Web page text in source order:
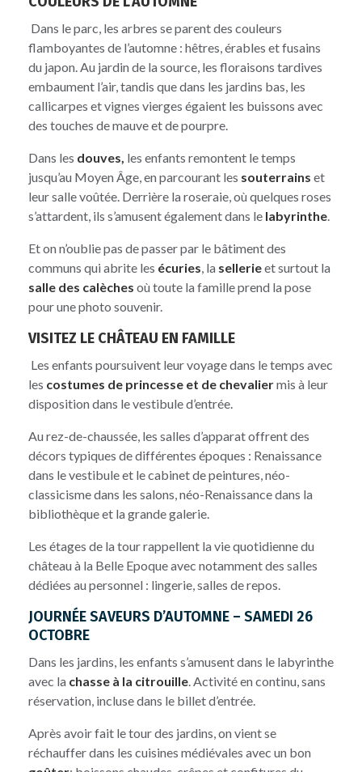
Dans le parc, les arbres se parent des couleurs
flamboyantes de l’automne : hêtres, érables et fusains
du japon. Au jardin de la source, les floraisons tardives
embaument l’air, tandis que dans les jardins bas, les
callicarpes et vignes vierges égaient les buissons avec
des touches de mauve et de pourpre.
Dans les douves, les enfants remontent le temps
jusqu’au Moyen Âge, en parcourant les souterrains et
leur salle voûtée. Derrière la roseraie, où quelques roses
s’attardent, ils s’amusent également dans le labyrinthe
Et on n’oublie pas de passer par le bâtiment des
communs qui abrite les écuries , la sellerieet surtout la
salle des calèches où toute la famille prend la pose
pour une photo souvenir.
VISITEZ LE CHÂTEAU EN FAMILLE
Les enfants poursuivent leur voyage dans le temps avec
les costumes de princesse et de chevaliermis à leur
disposition dans le vestibule d’entrée.
Au rez-de-chaussée, les salles d’apparat offrent des
décors typiques de différentes époques : Renaissance
dans le vestibule et le cabinet de peintures, néo-
classicisme dans les salons, néo-Renaissance dans la
bibliothèque et la grande galerie.
Les étages de la tour rappellent la vie quotidienne du
château à la Belle Epoque avec notamment des salles
dédiées au personnel : lingerie, salles de repos.
JOURNÉE SAVEURS D’AUTOMNE – SAMEDI 26
OCTOBRE
Dans les jardins, les enfants s’amusent dans le labyrinthe
avec la chasse à la citrouille . Activité en continu, sans
réservation, incluse dans le billet d’entrée.
Après avoir fait le tour des jardins, on vient se
réchauffer dans les cuisines médiévales avec un bon